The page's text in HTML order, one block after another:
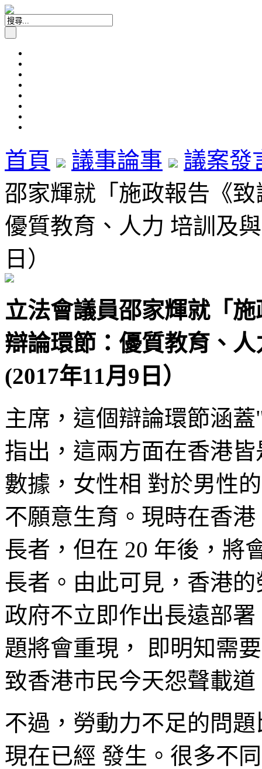
首頁 議事論事
議案發
邵家輝就「施政報告《
優質教育、人力 培訓及
日）
立法會議員邵家輝就「
辯論環節：優質教育、
(2017年11月9日）
主席，這個辯論環節涵
指出，這兩方面在香港
數據，女性相 對於男性
不願意生育。現時在香
長者，但在 20 年後，將
長者。由此可見，香港
政府不立即作出長遠部
題將會重現， 即明知需
致香港市民今天怨聲載道
不過，勞動力不足的問
現在已經 發生。很多不